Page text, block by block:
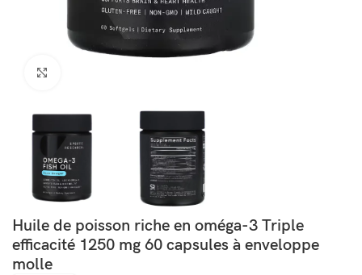
Huile de poisson riche en oméga-3 Triple
efficacité 1250 mg 60 capsules à enveloppe
molle